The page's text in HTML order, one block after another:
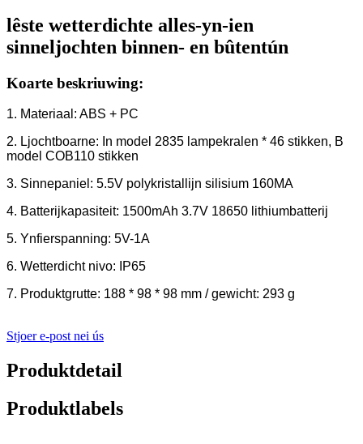
lêste wetterdichte alles-yn-ien
sinneljochten binnen- en bûtentún
Koarte beskriuwing:
1. Materiaal: ABS + PC
2. Ljochtboarne: In model 2835 lampekralen * 46 stikken, B
model COB110 stikken
3. Sinnepaniel: 5.5V polykristallijn silisium 160MA
4. Batterijkapasiteit: 1500mAh 3.7V 18650 lithiumbatterij
5. Ynfierspanning: 5V-1A
6. Wetterdicht nivo: IP65
7. Produktgrutte: 188 * 98 * 98 mm / gewicht: 293 g
Stjoer e-post nei ús
Produktdetail
Produktlabels